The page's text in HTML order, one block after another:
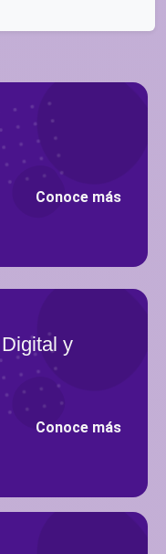
Conoce más
y
Conoce más